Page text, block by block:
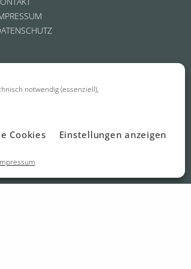
notwendig (essenziell),
Cookies Einstellungen anzeigen